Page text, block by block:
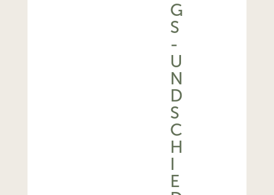
G
S
-
U
N
D
S
C
H
I
E